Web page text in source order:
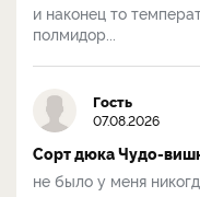
и наконец то
полмидор...
Гость
07.08.2026
Сорт дюка Чудо-
не было у меня